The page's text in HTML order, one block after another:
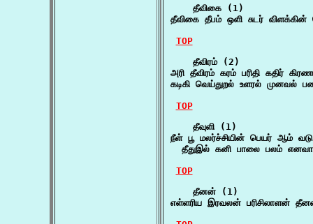
    தீவிகை (1)
தீவிகை தீபம் ஒளி சுடர்
TOP
    தீவிரம் (2)
அரி தீவிரம் கரம் பரிதி கதிர்
கடிகி வெய்துறல் உளரல் முனவல்
TOP
    தீவுளி (1)
நீள் பூ மலர்ச்சியின் பெயர் ஆம் வடு
தீதுஇல் கனி பாலை பலம்
TOP
    தீனன் (1)
எள்ளரிய இரவலன் பரிசிலாளன்